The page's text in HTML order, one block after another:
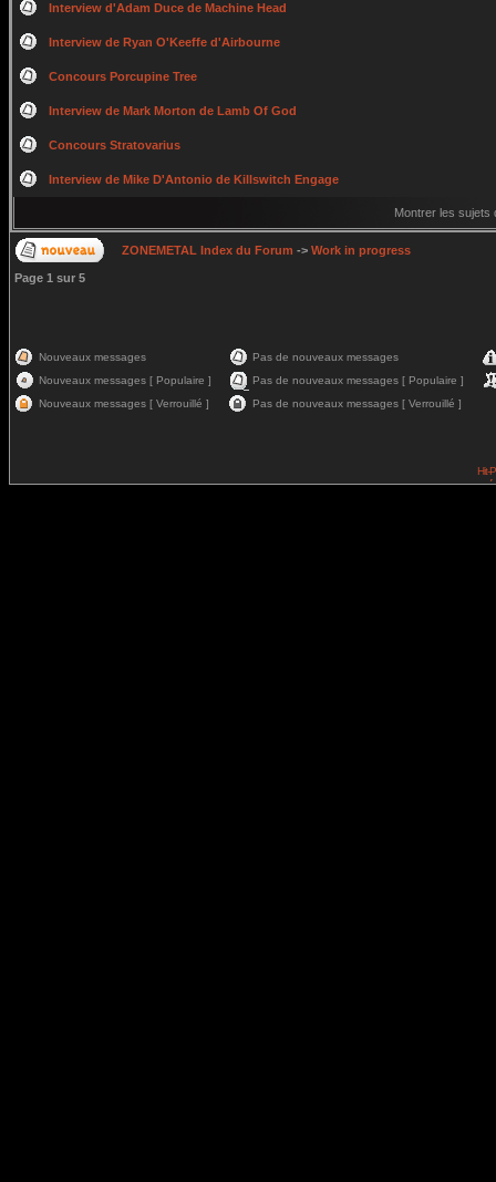
Interview d'Adam Duce de Machine Head
Interview de Ryan O'Keeffe d'Airbourne
Concours Porcupine Tree
Interview de Mark Morton de Lamb Of God
Concours Stratovarius
Interview de Mike D'Antonio de Killswitch Engage
Montrer les sujets
ZONEMETAL Index du Forum -> Work in progress
Page 1 sur 5
Nouveaux messages
Pas de nouveaux messages
Nouveaux messages [ Populaire ]
Pas de nouveaux messages [ Populaire ]
Nouveaux messages [ Verrouillé ]
Pas de nouveaux messages [ Verrouillé ]